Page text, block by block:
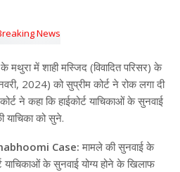
मथुरा में शाही मस्जिद (विवादित परिसर) के
2024) को सुप्रीम कोर्ट ने रोक लगा दी
ने कहा कि हाईकोर्ट याचिकाओं के सुनवाई
याचिका को सुने.
Case:मामले की सुनवाई के
याचिकाओं के सुनवाई योग्य होने के खिलाफ